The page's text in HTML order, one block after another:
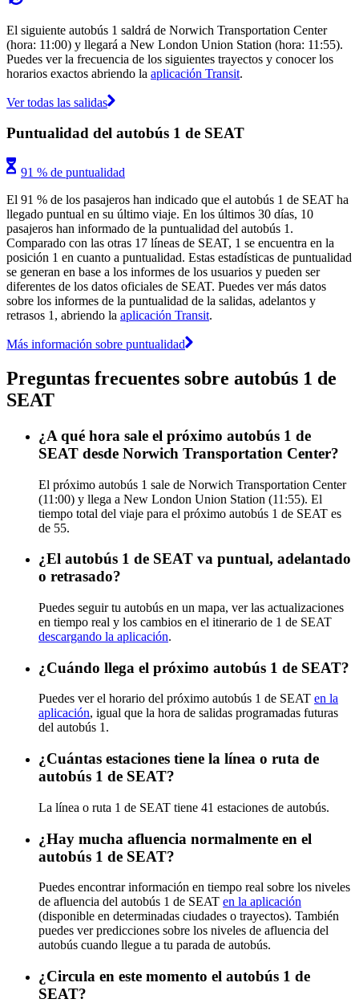
El siguiente autobús 1 saldrá de Norwich Transportation Center
(hora: 11:00) y llegará a New London Union Station (hora: 11:55).
Puedes ver la frecuencia de los siguientes trayectos y conocer los
horarios exactos abriendo la aplicación Transit.
Ver todas las salidas
Puntualidad del autobús 1 de SEAT
91 % de puntualidad
El 91 % de los pasajeros han indicado que el autobús 1 de SEAT ha
llegado puntual en su último viaje. En los últimos 30 días, 10
pasajeros han informado de la puntualidad del autobús 1.
Comparado con las otras 17 líneas de SEAT, 1 se encuentra en la
posición 1 en cuanto a puntualidad. Estas estadísticas de puntualidad
se generan en base a los informes de los usuarios y pueden ser
diferentes de los datos oficiales de SEAT. Puedes ver más datos
sobre los informes de la puntualidad de la salidas, adelantos y
retrasos 1, abriendo la aplicación Transit.
Más información sobre puntualidad
Preguntas frecuentes sobre autobús 1 de
SEAT
¿A qué hora sale el próximo autobús 1 de
SEAT desde Norwich Transportation Center?
El próximo autobús 1 sale de Norwich Transportation Center
(11:00) y llega a New London Union Station (11:55). El
tiempo total del viaje para el próximo autobús 1 de SEAT es
de 55.
¿El autobús 1 de SEAT va puntual, adelantado
o retrasado?
Puedes seguir tu autobús en un mapa, ver las actualizaciones
en tiempo real y los cambios en el itinerario de 1 de SEAT
descargando la aplicación.
¿Cuándo llega el próximo autobús 1 de SEAT?
Puedes ver el horario del próximo autobús 1 de SEAT en la
aplicación, igual que la hora de salidas programadas futuras
del autobús 1.
¿Cuántas estaciones tiene la línea o ruta de
autobús 1 de SEAT?
La línea o ruta 1 de SEAT tiene 41 estaciones de autobús.
¿Hay mucha afluencia normalmente en el
autobús 1 de SEAT?
Puedes encontrar información en tiempo real sobre los niveles
de afluencia del autobús 1 de SEAT en la aplicación
(disponible en determinadas ciudades o trayectos). También
puedes ver predicciones sobre los niveles de afluencia del
autobús cuando llegue a tu parada de autobús.
¿Circula en este momento el autobús 1 de
SEAT?